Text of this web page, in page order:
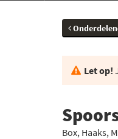
Let op!
Box, Haaks,